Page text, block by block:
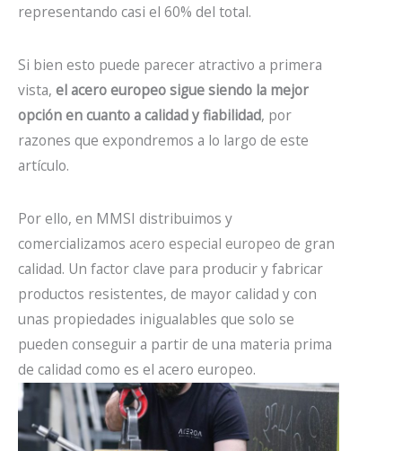
representando casi el 60% del total.
Si bien esto puede parecer atractivo a primera
vista, el acero europeo sigue siendo la mejor
opción en cuanto a calidad y fiabilidad, por
razones que expondremos a lo largo de este
artículo.
Por ello, en MMSI distribuimos y
comercializamos acero especial europeo de gran
calidad. Un factor clave para producir y fabricar
productos resistentes, de mayor calidad y con
unas propiedades inigualables que solo se
pueden conseguir a partir de una materia prima
de calidad como es el acero europeo.